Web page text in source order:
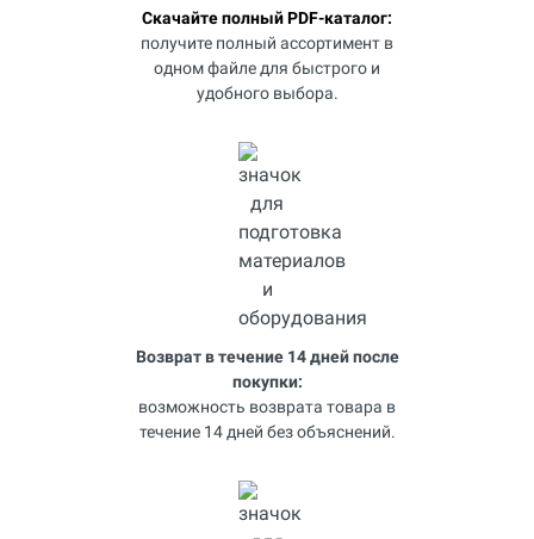
Скачайте полный PDF-каталог:
получите полный ассортимент в
одном файле для быстрого и
удобного выбора.
Возврат в течение 14 дней после
покупки:
возможность возврата товара в
течение 14 дней без объяснений.